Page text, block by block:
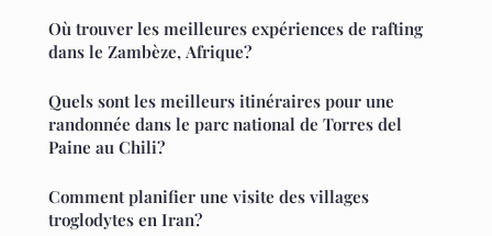
Où trouver les meilleures expériences de rafting
dans le Zambèze, Afrique?
Quels sont les meilleurs itinéraires pour une
randonnée dans le parc national de Torres del
Paine au Chili?
Comment planifier une visite des villages
troglodytes en Iran?